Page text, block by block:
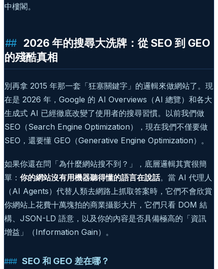
中樓閣。
2026 年的搜尋大洗牌：從 SEO 到 GEO
的殘酷真相
別再拿 2015 年那一套「狂塞關鍵字」的邏輯來做網站了。現
在是 2026 年，Google 的 AI Overviews（AI 總覽）和各大
生成式 AI 已經徹底改變了使用者的搜尋習慣。以前我們做
SEO（Search Engine Optimization），現在我們不僅要做
SEO，還要懂 GEO（Generative Engine Optimization）。
如果你還在問「為什麼網站搜不到？」，底層邏輯其實很簡
單： 你的網站沒有用機器聽得懂的語言在說話。當 AI 代理人
（AI Agents）代替人類去網路上抓取答案時，它們不會欣賞
你網站上花費十萬塊拍的商業攝影大片，它們只看 DOM 結
構、JSON-LD 語意，以及你的內容是否具備極高的「資訊
增益」（Information Gain）。
SEO 和 GEO 差在哪？